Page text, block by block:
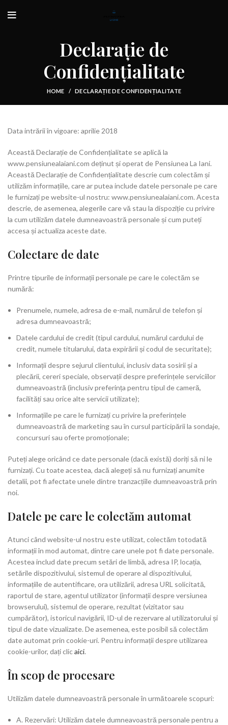
Declarație de
Confidențialitate
HOME DECLARAȚIE DE CONFIDENȚIALITATE
Data intrării în vigoare: aprilie 2018
Această Declarație de Confidențialitate se aplică la
www.pensiunealaiani.com deținut și operat de Pensiunea La Iani.
Această Declarație de Confidențialitate descrie cum colectăm și
utilizăm informațiile, care ar putea include datele personale pe care
le furnizați pe website-ul nostru: www.pensiunealaiani.com. Acesta
descrie, de asemenea, alegerile care vă stau la dispoziție cu privire
la cum utilizăm datele dumneavoastră personale și cum puteți
accesa și actualiza aceste date.
Colectare de date
Printre tipurile de informații personale pe care le colectăm se
numără:
Prenumele, numele, adresa de e-mail, numărul de telefon și
adresa dumneavoastră;
Datele cardului de credit (tipul cardului, numărul cardului de
credit, numele titularului, data expirării și codul de securitate);
Informații despre sejurul clientului, inclusiv data sosirii și a
plecării, cereri speciale, observații despre preferințele serviciilor
dumneavoastră (inclusiv preferința pentru tipul de cameră,
facilități sau orice alte servicii utilizate);
Informațiile pe care le furnizați cu privire la preferințele
dumneavoastră de marketing sau în cursul participării la sondaje,
concursuri sau oferte promoționale;
Puteți alege oricând ce date personale (dacă există) doriți să ni le
furnizați. Cu toate acestea, dacă alegeți să nu furnizați anumite
detalii, pot fi afectate unele dintre tranzacțiile dumneavoastră prin
noi.
Datele pe care le colectăm automat
Atunci când website-ul nostru este utilizat, colectăm totodată
informații în mod automat, dintre care unele pot fi date personale.
Acestea includ date precum setări de limbă, adresa IP, locația,
setările dispozitivului, sistemul de operare al dispozitivului,
informațiile de autentificare, ora utilizării, adresa URL solicitată,
raportul de stare, agentul utilizator (informații despre versiunea
browserului), sistemul de operare, rezultat (vizitator sau
cumpărător), istoricul navigării, ID-ul de rezervare al utilizatorului și
tipul de date vizualizate. De asemenea, este posibil să colectăm
date automat prin cookie-uri. Pentru informații despre utilizarea
cookie-urilor, dați clicaici.
În scop de procesare
Utilizăm datele dumneavoastră personale în următoarele scopuri:
A. Rezervări: Utilizăm datele dumneavoastră personale pentru a